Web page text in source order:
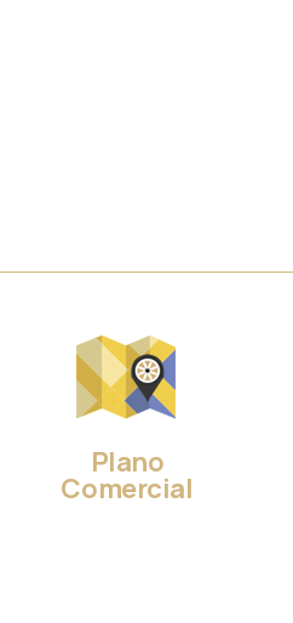
Plano
Comercial